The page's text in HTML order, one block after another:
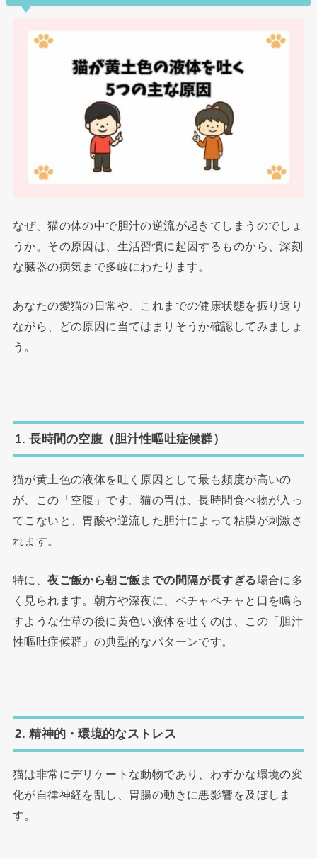
なぜ、猫の体の中で胆汁の逆流が起きてしまうのでしょ
うか。その原因は、生活習慣に起因するものから、深刻
な臓器の病気まで多岐にわたります。
あなたの愛猫の日常や、これまでの健康状態を振り返り
ながら、どの原因に当てはまりそうか確認してみましょ
う。
1. 長時間の空腹（胆汁性嘔吐症候群）
猫が黄土色の液体を吐く原因として最も頻度が高いの
が、この「空腹」です。猫の胃は、長時間食べ物が入っ
てこないと、胃酸や逆流した胆汁によって粘膜が刺激さ
れます。
特に、夜ご飯から朝ご飯までの間隔が長すぎる場合に多
く見られます。朝方や深夜に、ペチャペチャと口を鳴ら
すような仕草の後に黄色い液体を吐くのは、この「胆汁
性嘔吐症候群」の典型的なパターンです。
2. 精神的・環境的なストレス
猫は非常にデリケートな動物であり、わずかな環境の変
化が自律神経を乱し、胃腸の動きに悪影響を及ぼしま
す。